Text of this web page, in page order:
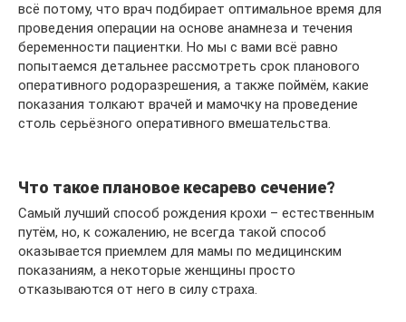
всё потому, что врач подбирает оптимальное время для
проведения операции на основе анамнеза и течения
беременности пациентки. Но мы с вами всё равно
попытаемся детальнее рассмотреть срок планового
оперативного родоразрешения, а также поймём, какие
показания толкают врачей и мамочку на проведение
столь серьёзного оперативного вмешательства.
Что такое плановое кесарево сечение?
Самый лучший способ рождения крохи – естественным
путём, но, к сожалению, не всегда такой способ
оказывается приемлем для мамы по медицинским
показаниям, а некоторые женщины просто
отказываются от него в силу страха.